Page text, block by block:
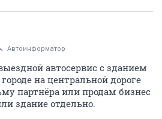
Автоинформатор
автосервис с зданием
на центральной дороге
партнёра или продам бизнес
здание отдельно.